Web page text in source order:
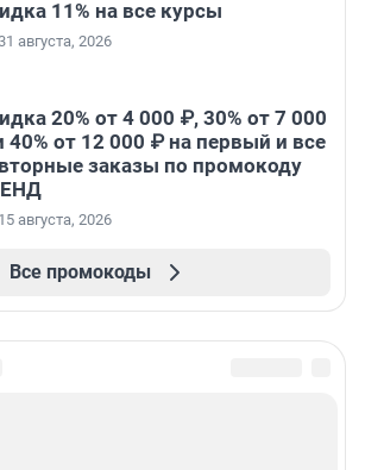
11% на все курсы
августа, 2026
20% от 4 000 ₽, 30% от 7 000
40% от 12 000 ₽ на первый и все
заказы по промокоду
августа, 2026
Все промокоды